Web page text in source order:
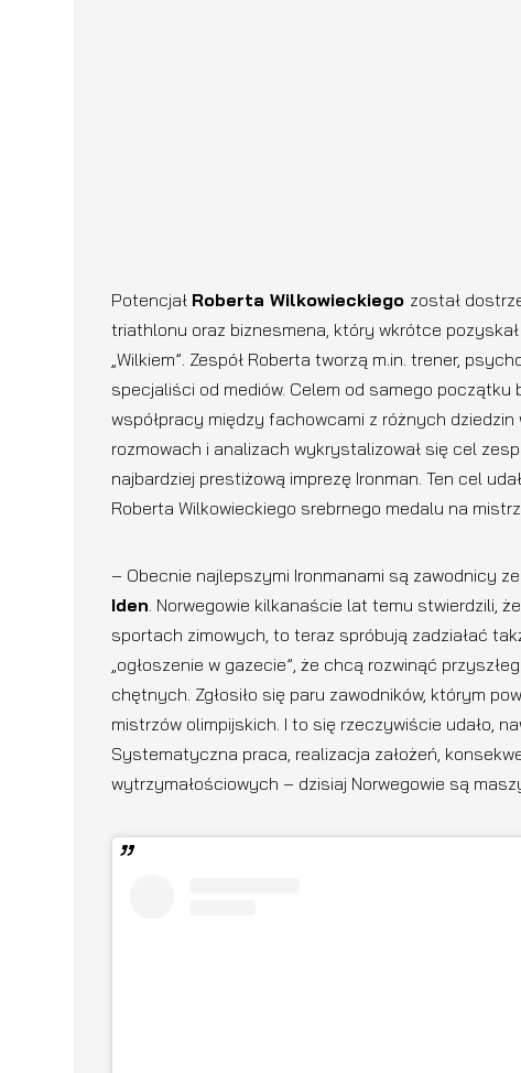
Potencjał Roberta Wilkowieckiego został
triathlonu oraz biznesmena, który wkrótce
„Wilkiem”. Zespół Roberta tworzą m.in. trener,
specjaliści od mediów. Celem od samego
współpracy między fachowcami z różnych dziedzin
rozmowach i analizach wykrystalizował się cel
najbardziej prestiżową imprezę Ironman. Ten cel
Roberta Wilkowieckiego srebrnego medalu na
– Obecnie najlepszymi Ironmanami są zawodnicy
Iden. Norwegowie kilkanaście lat temu stwierdzili,
sportach zimowych, to teraz spróbują zadziałać
„ogłoszenie w gazecie”, że chcą rozwinąć
chętnych. Zgłosiło się paru zawodników, którym
mistrzów olimpijskich. I to się rzeczywiście udało,
Systematyczna praca, realizacja założeń,
wytrzymałościowych – dzisiaj Norwegowie są